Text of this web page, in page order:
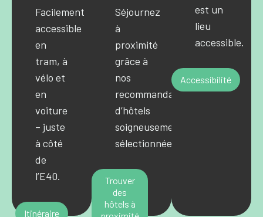
Facilement
accessible
en
tram, à
vélo et
en
voiture
– juste
à côté
de
l’E40.
Itinéraire
Séjournez
à
proximité
grâce à
nos
recommandations
d’hôtels
soigneusement
sélectionnées.
Trouver
des
hôtels à
est un
lieu
accessible.
Accessibilité